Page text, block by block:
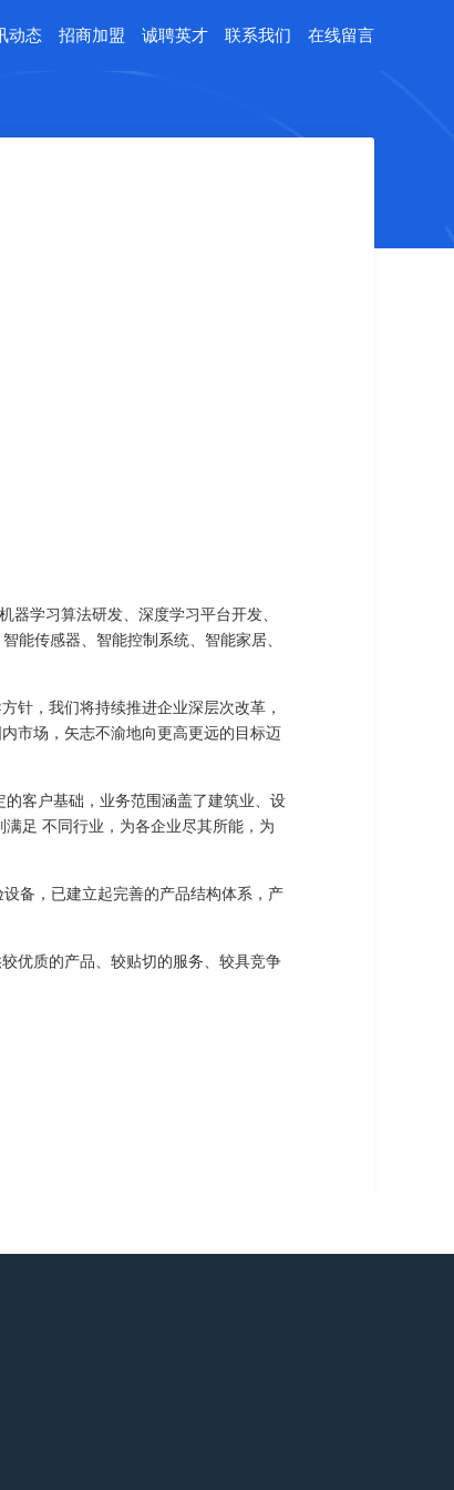
动态 招商加盟 诚聘英才 联系我们 在线留言
器学习算法研发、深度学习平台开发、
能传感器、智能控制系统、智能家居、
针，我们将持续推进企业深层次改革，
市场，矢志不渝地向更高更远的目标迈
客户基础，业务范围涵盖了建筑业、设
足 不同行业，为各企业尽其所能，为
备，已建立起完善的产品结构体系，产
优质的产品、较贴切的服务、较具竞争